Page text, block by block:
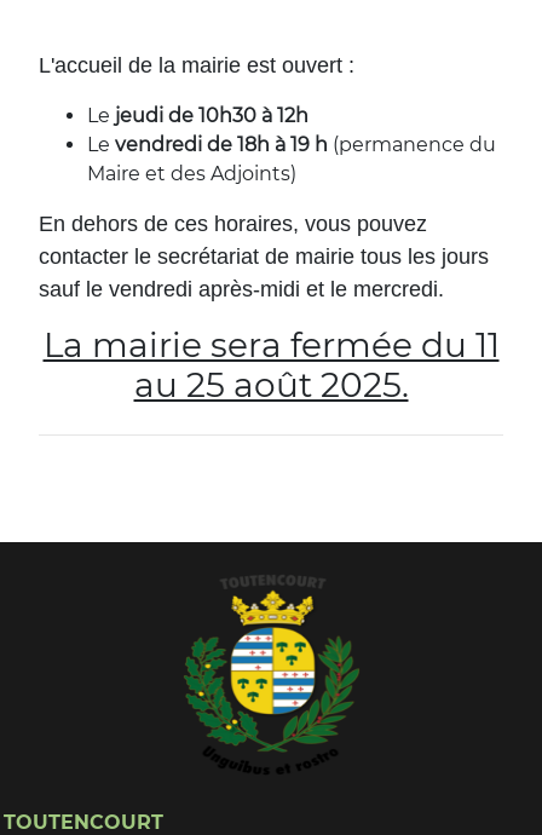
L'accueil de la mairie est ouvert :
Le jeudi de 10h30 à 12h
Le vendredi de 18h à 19 h (permanence du
Maire et des Adjoints)
En dehors de ces horaires, vous pouvez
contacter le secrétariat de mairie tous les jours
sauf le vendredi après-midi et le mercredi.
La mairie sera fermée du 11
au 25 août 2025.
TOUTENCOURT